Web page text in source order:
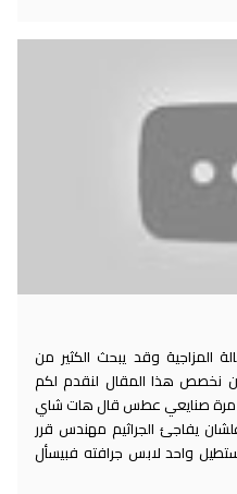
المزاجية وقد يبحث الكثير من
نخصص هذا المقال لنقدم لكم
صنايعي عطس قال هات شاي
يفاجئ الجراثيم مهندس قرر
واحد لابس جرافته فبيسأل